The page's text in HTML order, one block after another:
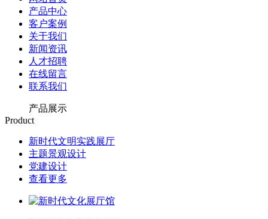
产品中心
客户案例
关于我们
新闻资讯
人才招聘
在线留言
联系我们
产品展示
Product
新时代文明实践展厅
主题景观设计
党建设计
查看更多